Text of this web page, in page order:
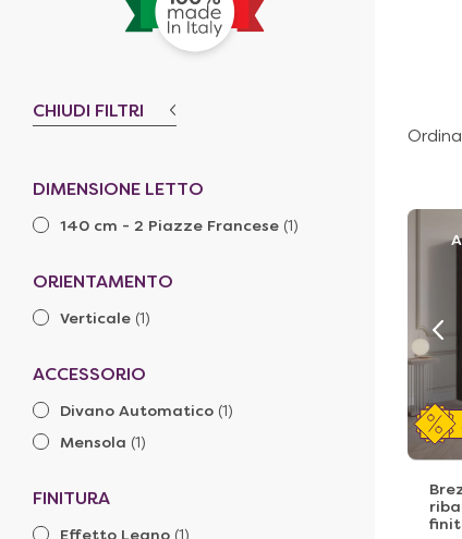
CHIUDI FILTRI
DIMENSIONE LETTO
140 cm - 2 Piazze Francese (1)
ORIENTAMENTO
Verticale (1)
ACCESSORIO
Divano Automatico (1)
Mensola (1)
FINITURA